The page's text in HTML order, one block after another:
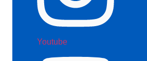
Youtube